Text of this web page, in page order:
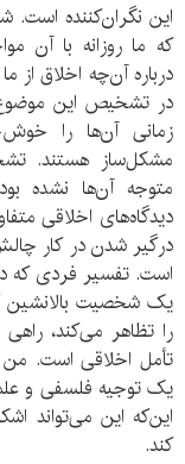
این نگران‌کننده است.
که ما روزانه با آن
درباره آن‌چه اخلاق از
در تشخیص این
زمانی آن‌ها را
مشکل‌ساز هستند.
متوجه آن‌ها نشده
دیدگاه‌های اخلاقی
درگیر شدن در کار
است. تفسیر فردی که
یک شخصیت بالانشین
را تظاهر می‌کند،
تأمل اخلاقی است. من
یک توجیه فلسفی و
این‌که این می‌تواند
کند.